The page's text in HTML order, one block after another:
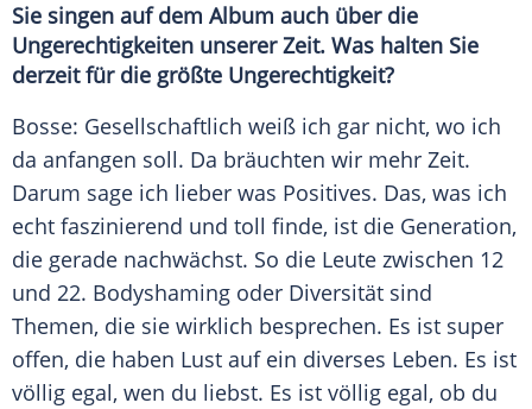
Sie singen auf dem Album auch über die
Ungerechtigkeiten unserer Zeit. Was halten Sie
derzeit für die größte Ungerechtigkeit?
Bosse: Gesellschaftlich weiß ich gar nicht, wo ich
da anfangen soll. Da bräuchten wir mehr Zeit.
Darum sage ich lieber was Positives. Das, was ich
echt faszinierend und toll finde, ist die Generation,
die gerade nachwächst. So die Leute zwischen 12
und 22. Bodyshaming oder Diversität sind
Themen, die sie wirklich besprechen. Es ist super
offen, die haben Lust auf ein diverses Leben. Es ist
völlig egal, wen du liebst. Es ist völlig egal, ob du